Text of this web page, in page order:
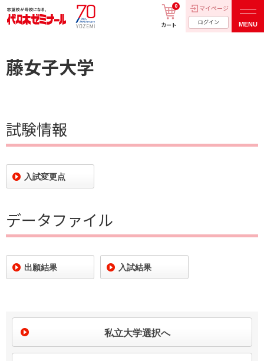
カート
0 マイページ
ログイン MENU
藤女子大学
試験情報
入試変更点
データファイル
出願結果 入試結果
私立大学選択へ